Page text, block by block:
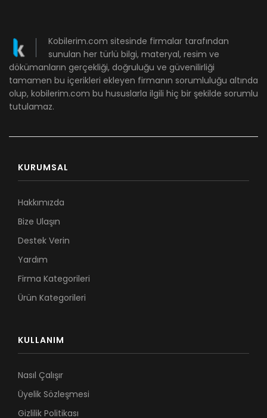
Kobilerim.com sitesinde firmalar tarafından
sunulan her türlü bilgi, materyal, resim ve
dökümanların gerçekliği, doğruluğu ve güvenilirliği
tamamen bu içerikleri ekleyen firmanın sorumluluğu altında
olup, kobilerim.com bu hususlarla ilgili hiç bir şekilde sorumlu
tutulamaz.
KURUMSAL
Hakkımızda
Bize Ulaşın
Destek Verin
Yardım
Firma Kategorileri
Ürün Kategorileri
KULLANIM
Nasıl Çalışır
Üyelik Sözleşmesi
Gizlilik Politikası